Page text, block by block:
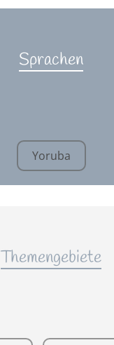
Sprachen
Yoruba
Themengebiete